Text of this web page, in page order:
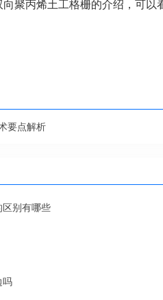
向聚丙烯土工格栅的介绍，可
要点解析
别有哪些
吗